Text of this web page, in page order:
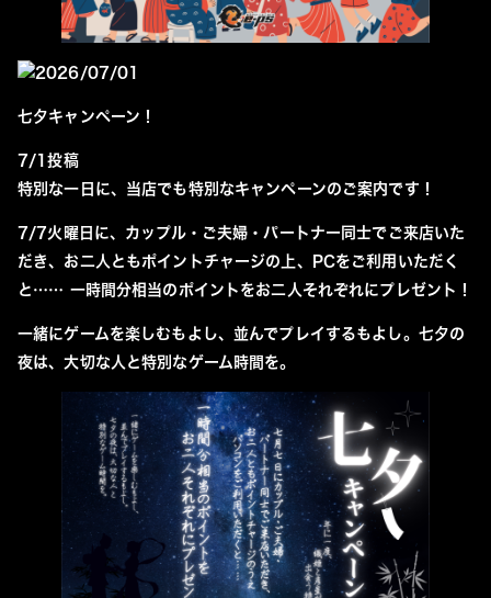
2026/07/01
七夕キャンペーン！
7/1投稿
特別な一日に、当店でも特別なキャンペーンのご案内です！
7/7火曜日に、カップル・ご夫婦・パートナー同士でご来店いた
だき、お二人ともポイントチャージの上、PCをご利用いただく
と…… 一時間分相当のポイントをお二人それぞれにプレゼント！
一緒にゲームを楽しむもよし、並んでプレイするもよし。七夕の
夜は、大切な人と特別なゲーム時間を。